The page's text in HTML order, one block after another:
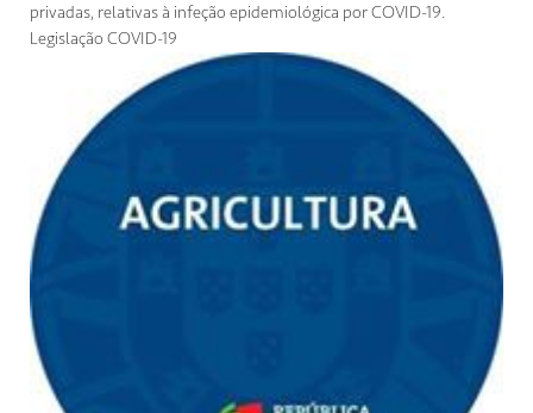
privadas, relativas à infeção epidemiológica por COVID-19.
Legislação COVID-19